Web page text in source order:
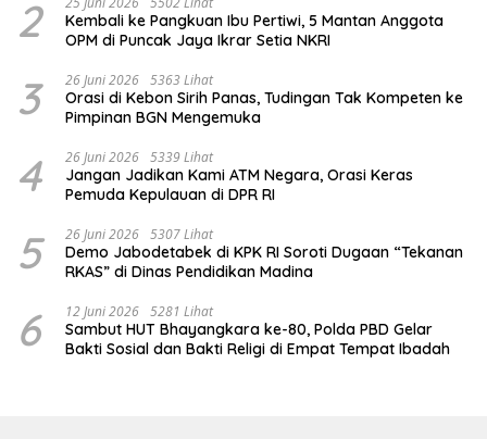
2
Kembali ke Pangkuan Ibu Pertiwi, 5 Mantan Anggota
OPM di Puncak Jaya Ikrar Setia NKRI
3 26 Juni 2026 5363 Lihat
Orasi di Kebon Sirih Panas, Tudingan Tak Kompeten ke
Pimpinan BGN Mengemuka
4 26 Juni 2026 5339 Lihat
Jangan Jadikan Kami ATM Negara, Orasi Keras
Pemuda Kepulauan di DPR RI
5 26 Juni 2026 5307 Lihat
Demo Jabodetabek di KPK RI Soroti Dugaan “Tekanan
RKAS” di Dinas Pendidikan Madina
6 12 Juni 2026 5281 Lihat
Sambut HUT Bhayangkara ke-80, Polda PBD Gelar
Bakti Sosial dan Bakti Religi di Empat Tempat Ibadah